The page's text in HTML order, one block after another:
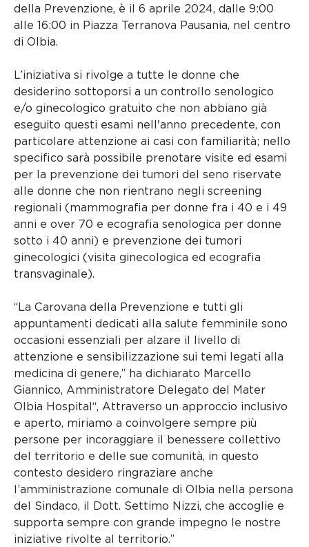
della Prevenzione, è il 6 aprile 2024, dalle 9:00
alle 16:00 in Piazza Terranova Pausania, nel centro
di Olbia.
L’iniziativa si rivolge a tutte le donne che
desiderino sottoporsi a un controllo senologico
e/o ginecologico gratuito che non abbiano già
eseguito questi esami nell'anno precedente, con
particolare attenzione ai casi con familiarità; nello
specifico sarà possibile prenotare visite ed esami
per la prevenzione dei tumori del seno riservate
alle donne che non rientrano negli screening
regionali (mammografia per donne fra i 40 e i 49
anni e over 70 e ecografia senologica per donne
sotto i 40 anni) e prevenzione dei tumori
ginecologici (visita ginecologica ed ecografia
transvaginale).
“La Carovana della Prevenzione e tutti gli
appuntamenti dedicati alla salute femminile sono
occasioni essenziali per alzare il livello di
attenzione e sensibilizzazione sui temi legati alla
medicina di genere,” ha dichiarato Marcello
Giannico, Amministratore Delegato del Mater
Olbia Hospital“, Attraverso un approccio inclusivo
e aperto, miriamo a coinvolgere sempre più
persone per incoraggiare il benessere collettivo
del territorio e delle sue comunità, in questo
contesto desidero ringraziare anche
l’amministrazione comunale di Olbia nella persona
del Sindaco, il Dott. Settimo Nizzi, che accoglie e
supporta sempre con grande impegno le nostre
iniziative rivolte al territorio.”